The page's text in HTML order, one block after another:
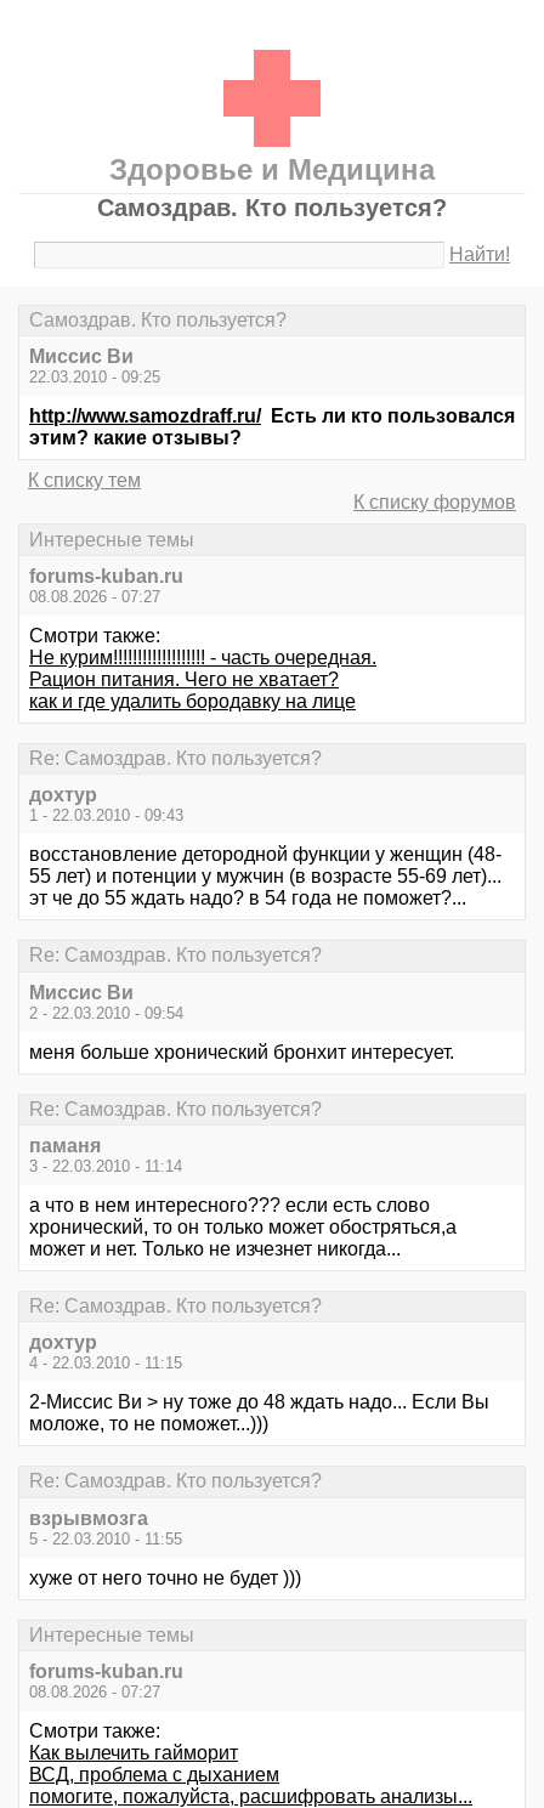
Здоровье и Медицина
Самоздрав. Кто пользуется?
Найти!
Самоздрав. Кто пользуется?
Миссис Ви
22.03.2010 - 09:25
http://www.samozdraff.ru/Есть ли кто пользовался
этим? какие отзывы?
К списку тем
К списку форумов
Интересные темы
forums-kuban.ru
08.08.2026 - 07:27
Смотри также:
Не курим!!!!!!!!!!!!!!!!!!! - часть очередная.
Рацион питания. Чего не хватает?
как и где удалить бородавку на лице
Re: Самоздрав. Кто пользуется?
дохтур
1 - 22.03.2010 - 09:43
восстановление детородной функции у женщин (48-
55 лет) и потенции у мужчин (в возрасте 55-69 лет)...
эт че до 55 ждать надо? в 54 года не поможет?...
Re: Самоздрав. Кто пользуется?
Миссис Ви
2 - 22.03.2010 - 09:54
меня больше хронический бронхит интересует.
Re: Самоздрав. Кто пользуется?
паманя
3 - 22.03.2010 - 11:14
а что в нем интересного??? если есть слово
хронический, то он только может обостряться,а
может и нет. Только не изчезнет никогда...
Re: Самоздрав. Кто пользуется?
дохтур
4 - 22.03.2010 - 11:15
2-Миссис Ви > ну тоже до 48 ждать надо... Если Вы
моложе, то не поможет...)))
Re: Самоздрав. Кто пользуется?
взрывмозга
5 - 22.03.2010 - 11:55
хуже от него точно не будет )))
Интересные темы
forums-kuban.ru
08.08.2026 - 07:27
Смотри также:
Как вылечить гайморит
ВСД, проблема с дыханием
помогите, пожалуйста, расшифровать анализы...